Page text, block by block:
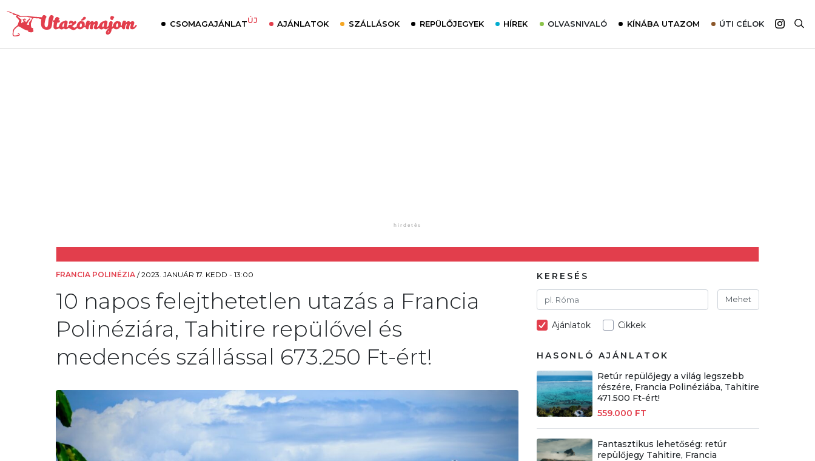
CSOMAGAJÁNLATÚJ AJÁNLATOK SZÁLLÁSOK REPÜLŐJEGYEK HÍREK OLVASNIVALÓ KÍNÁBA UTAZOM ÚTI CÉLOK
FRANCIA POLINÉZIA /2023. JANUÁR 17. KEDD - 13:00
10 napos felejthetetlen utazás a Francia
Polinéziára, Tahitire repülővel és
medencés szállással 673.250 Ft-ért!
KERESÉS
Mehet
Ajánlatok Cikkek
HASONLÓ AJÁNLATOK
Retúr repülőjegy a világ legszebb
részére, Francia Polinéziába, Tahitire
471.500 Ft-ért!
559.000 FT
Fantasztikus lehetőség: retúr
repülőjegy Tahitire, Francia